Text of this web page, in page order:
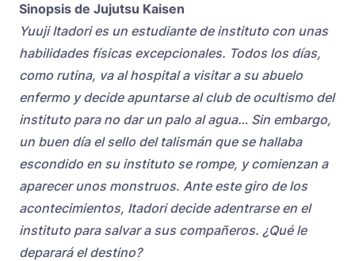
Sinopsis de Jujutsu Kaisen
Yuuji Itadori es un estudiante de instituto con unas
habilidades físicas excepcionales. Todos los días,
como rutina, va al hospital a visitar a su abuelo
enfermo y decide apuntarse al club de ocultismo del
instituto para no dar un palo al agua… Sin embargo,
un buen día el sello del talismán que se hallaba
escondido en su instituto se rompe, y comienzan a
aparecer unos monstruos. Ante este giro de los
acontecimientos, Itadori decide adentrarse en el
instituto para salvar a sus compañeros. ¿Qué le
deparará el destino?